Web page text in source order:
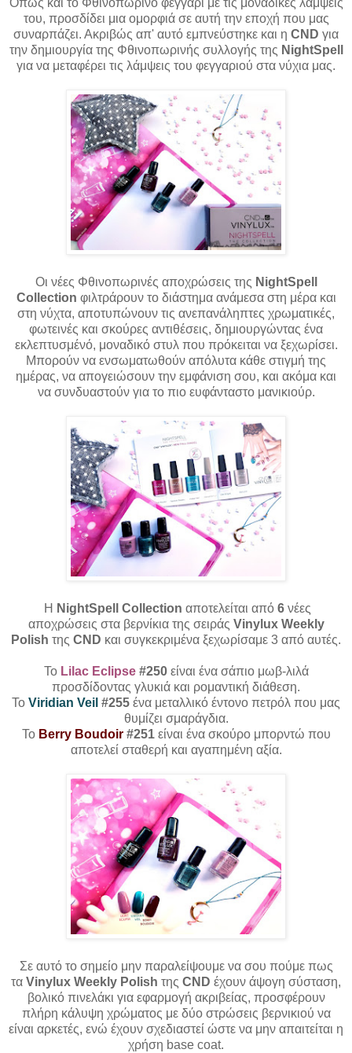
Όπως και το Φθινοπωρινό φεγγάρι με τις μοναδικές λάμψεις
του, προσδίδει μια ομορφιά σε αυτή την εποχή που μας
συναρπάζει. Ακριβώς απ' αυτό εμπνεύστηκε και η CND για
την δημιουργία της Φθινοπωρινής συλλογής της NightSpell
για να μεταφέρει τις λάμψεις του φεγγαριού στα νύχια μας.
Οι νέες Φθινοπωρινές αποχρώσεις της NightSpell
Collection φιλτράρουν το διάστημα ανάμεσα στη μέρα και
στη νύχτα, αποτυπώνουν τις ανεπανάληπτες χρωματικές,
φωτεινές και σκούρες αντιθέσεις, δημιουργώντας ένα
εκλεπτυσμένό, μοναδικό στυλ που πρόκειται να ξεχωρίσει.
Μπορούν να ενσωματωθούν απόλυτα κάθε στιγμή της
ημέρας, να απογειώσουν την εμφάνιση σου, και ακόμα και
να συνδυαστούν για το πιο ευφάνταστο μανικιούρ.
Η NightSpell Collection αποτελείται από 6 νέες
αποχρώσεις στα βερνίκια της σειράς Vinylux Weekly
Polish της CND και συγκεκριμένα ξεχωρίσαμε 3 από αυτές.
Το Lilac Eclipse#250είναι ένα σάπιο μωβ-λιλά
προσδίδοντας γλυκιά και ρομαντική διάθεση.
Το Viridian Veil #255 ένα μεταλλικό έντονο πετρόλ που μας
θυμίζει σμαράγδια.
Το Berry Boudoir#251είναι ένα σκούρο μπορντώ που
αποτελεί σταθερή και αγαπημένη αξία.
Σε αυτό το σημείο μην παραλείψουμε να σου πούμε πως
τα Vinylux Weekly Polish της CND έχουν άψογη σύσταση,
βολικό πινελάκι για εφαρμογή ακριβείας, προσφέρουν
πλήρη κάλυψη χρώματος με δύο στρώσεις βερνικιού να
είναι αρκετές, ενώ έχουν σχεδιαστεί ώστε να μην απαιτείται η
χρήση base coat.